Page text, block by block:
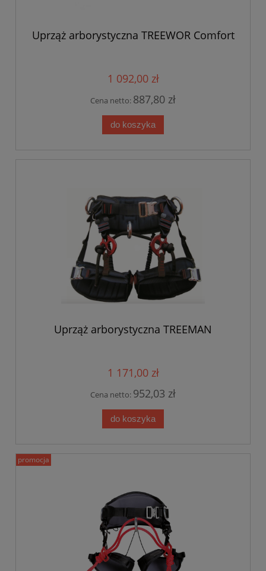
Uprząż arborystyczna TREEWOR Comfort
1 092,00 zł
Cena netto: 887,80 zł
do koszyka
Uprząż arborystyczna TREEMAN
1 171,00 zł
Cena netto: 952,03 zł
do koszyka
promocja